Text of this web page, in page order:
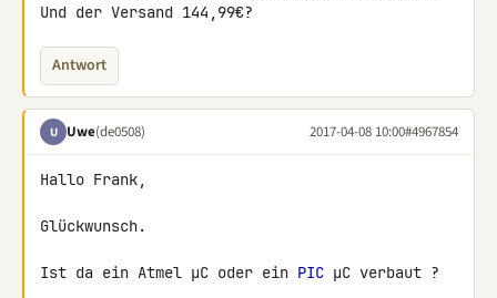
Und der Versand 144,99€?
Antwort
U Uwe(de0508) 2017-04-08 10:00#4967854
Hallo Frank,
Glückwunsch.
Ist da ein Atmel µC oder ein PIC µC verbaut ?